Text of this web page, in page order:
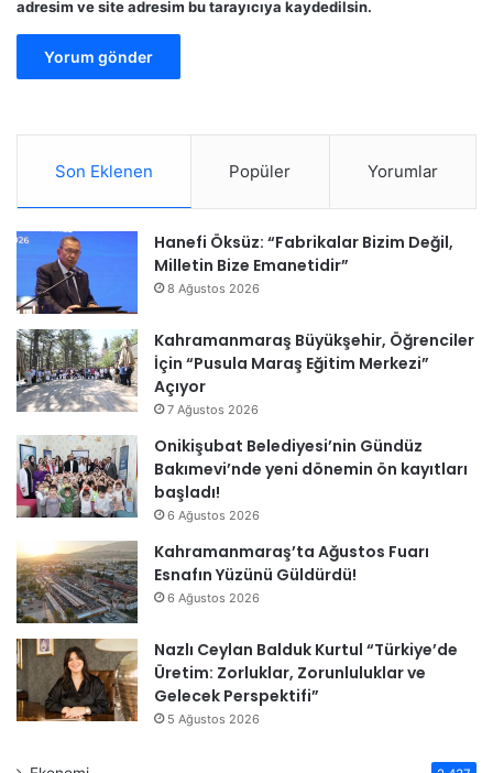
adresim ve site adresim bu tarayıcıya kaydedilsin.
Son Eklenen Popüler Yorumlar
Hanefi Öksüz: “Fabrikalar Bizim Değil,
Milletin Bize Emanetidir”
8 Ağustos 2026
Kahramanmaraş Büyükşehir, Öğrenciler
İçin “Pusula Maraş Eğitim Merkezi”
Açıyor
7 Ağustos 2026
Onikişubat Belediyesi’nin Gündüz
Bakımevi’nde yeni dönemin ön kayıtları
başladı!
6 Ağustos 2026
Kahramanmaraş’ta Ağustos Fuarı
Esnafın Yüzünü Güldürdü!
6 Ağustos 2026
Nazlı Ceylan Balduk Kurtul “Türkiye’de
Üretim: Zorluklar, Zorunluluklar ve
Gelecek Perspektifi”
5 Ağustos 2026